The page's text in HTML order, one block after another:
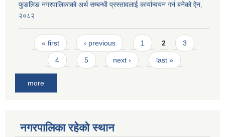
फुङलिङ नगरपालिकाको अर्थ सम्बन्धी प्रस्तावलाई कार्यान्वयन गर्न बनेको ऐन‚
२०८२
Pages
« first ‹ previous 1 2 3
4 5 next › last »
more
नगरपालिका रहेको स्थान